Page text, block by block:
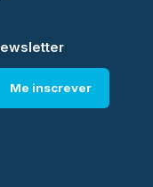
Me inscrever